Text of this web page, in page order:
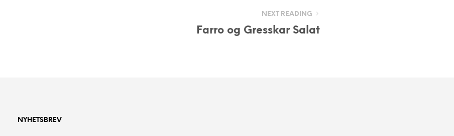
NEXT READING
Farro og Gresskar Salat
NYHETSBREV